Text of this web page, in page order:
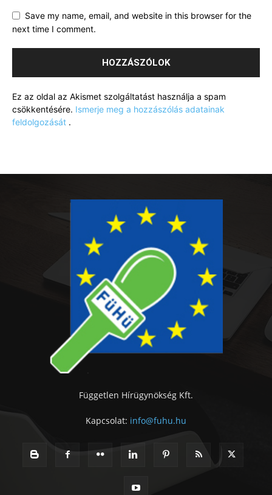
Save my name, email, and website in this browser for the
next time I comment.
Ez az oldal az Akismet szolgáltatást használja a spam
csökkentésére. Ismerje meg a hozzászólás adatainak
feldolgozását .
Független Hírügynökség Kft.
Kapcsolat: info@fuhu.hu